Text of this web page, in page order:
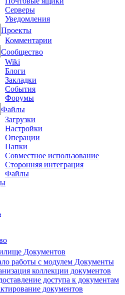
Серверы
Уведомления
Проекты
Комментарии
Сообщество
Wiki
Блоги
Закладки
События
Форумы
Файлы
Загрузки
Настройки
Операции
Папки
Совместное использование
Сторонняя интеграция
Файлы
Документов
работы с модулем Документы
коллекции документов
доступа к документам
документов